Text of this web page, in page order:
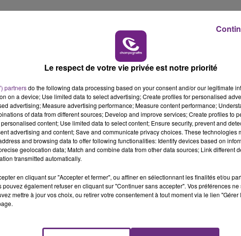
LA FAMILLE
L'INSPECTION DU TRAVAIL RAPPELLE À
L'ORDRE SUR LES CONDITIONS DE...
Alors que les dates de début des vendange
2026 s'est avéré être plus précoce que prévu,
les conditions de...
Le respect de votre vie privée est notre priorité
partnersdo the following data processing based on your consent and/or our legitimate
on a device; Use limited data to select advertising; Create profiles for personalised
advertising; Measure advertising performance; Measure content performance;
of data from different sources; Develop and improve services; Create profiles to
content; Use limited data to select content; Ensure security, prevent and
advertising and content; Save and communicate privacy choices. These technologies
and browsing data to offer following functionalities: Identify devices based on
geolocation data; Match and combine data from other data sources; Link different
transmitted automatically.
en cliquant sur "Accepter et fermer", ou affiner en sélectionnant les finalités et/ou
pouvez également refuser en cliquant sur "Continuer sans accepter". Vos préférences
mettre à jour vos choix, ou retirer votre consentement à tout moment via le lien